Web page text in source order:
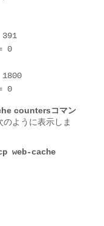
countersコマン
ように表示しま
web-cache